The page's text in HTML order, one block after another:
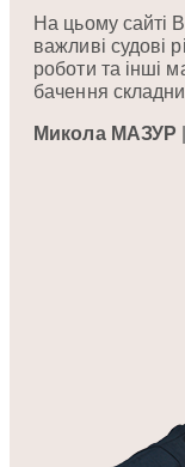
На цьому сайті
важливі судові
роботи та інші
бачення
Микола МАЗУР